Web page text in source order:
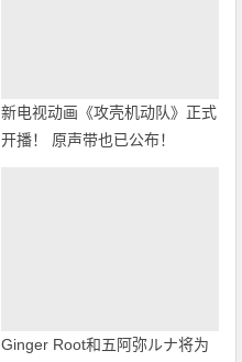
新电视动画《攻壳机动队》正式
开播！ 原声带也已公布！
Ginger Root和五阿弥ルナ将为